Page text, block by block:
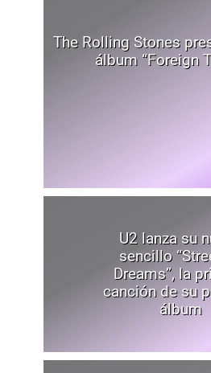
The Rolling Stones
álbum “Foreign
U2 lanza su
sencillo
Dreams”, la
canción de su
álbum